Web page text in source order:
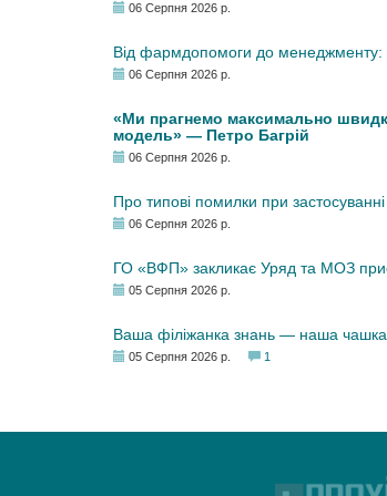
06 Серпня 2026 р.
Від фармдопомоги до менеджменту:
06 Серпня 2026 р.
«Ми прагнемо максимально швидко
модель» — Петро Багрій
06 Серпня 2026 р.
Про типові помилки при застосуванні
06 Серпня 2026 р.
ГО «ВФП» закликає Уряд та МОЗ
05 Серпня 2026 р.
Ваша філіжанка знань — наша
05 Серпня 2026 р. 1